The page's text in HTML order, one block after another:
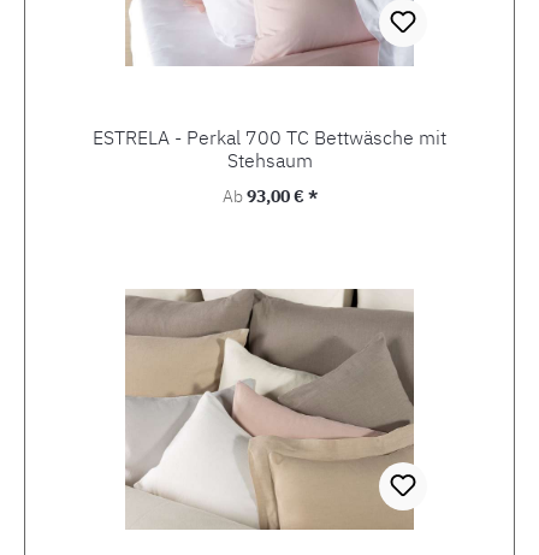
ESTRELA - Perkal 700 TC Bettwäsche mit
Stehsaum
Regulärer Preis:
Ab93,00 € *